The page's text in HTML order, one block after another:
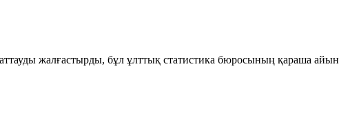
жалғастырды, бұл ұлттық статистика бюросының қараша айын